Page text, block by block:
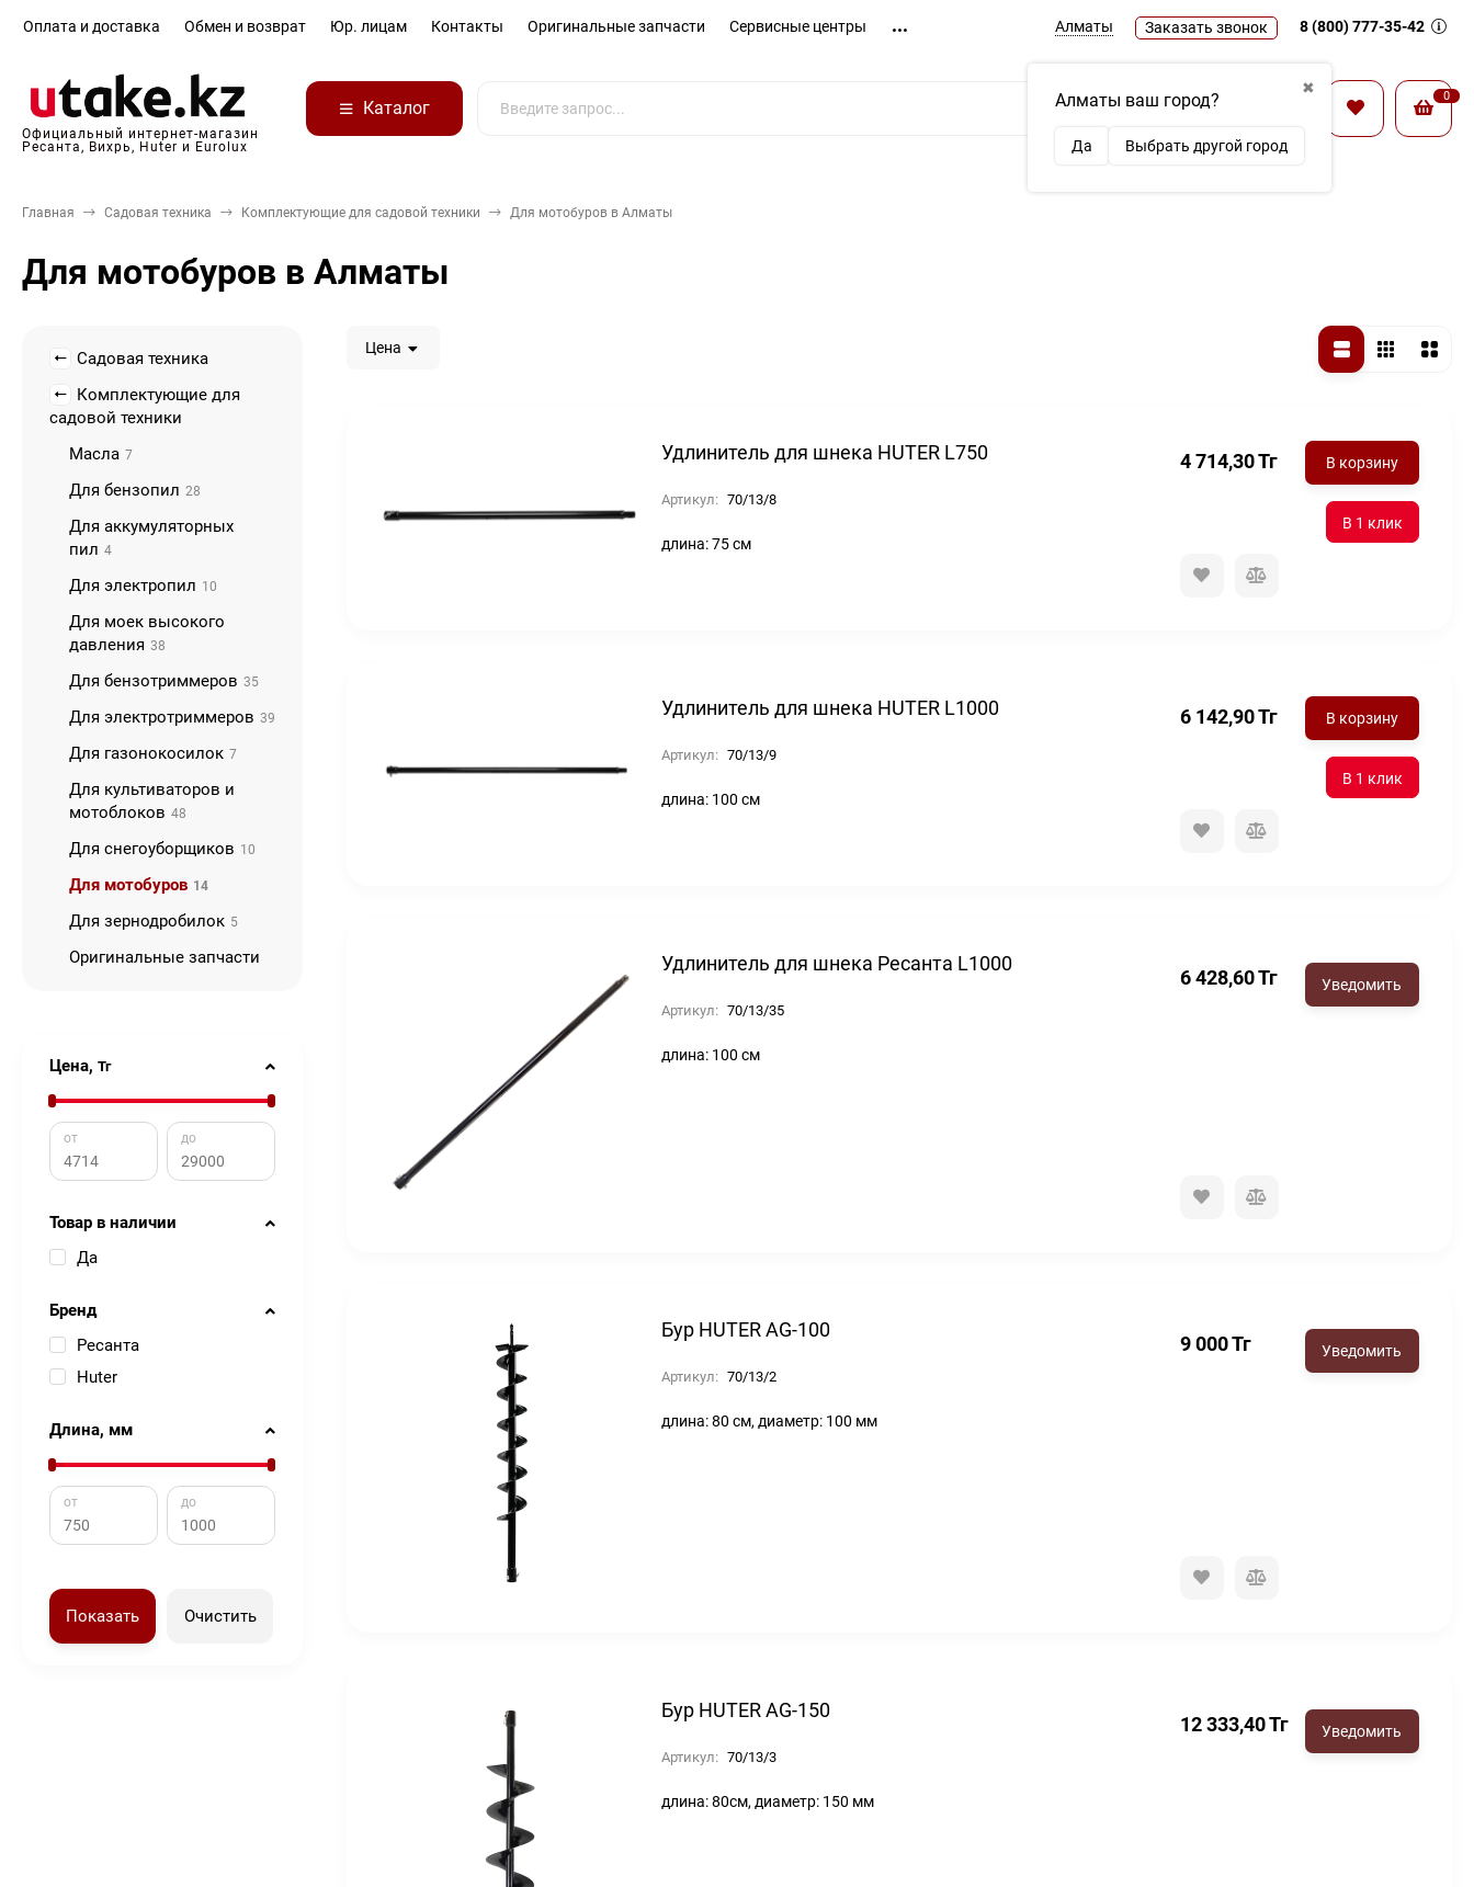
Оплата и доставка Обмен и возврат Юр. лицам Контакты Оригинальные запчасти Сервисные центры Алматы
✖
Алматы ваш город?
Да Выбрать другой город
Заказать звонок 8 (800) 777-35-42
Официальный интернет-магазин
Ресанта, Вихрь, Huter и Eurolux
Каталог Найти
0
Главная Садовая техника Комплектующие для садовой техники Для мотобуров в Алматы
Для мотобуров в Алматы
Цена
Удлинитель для шнека HUTER L750
Артикул: 70/13/8
длина: 75 см
4 714,30Тг В корзину
Удлинитель для шнека HUTER L1000
Артикул: 70/13/9
длина: 100 см
6 142,90Тг В корзину
Удлинитель для шнека Ресанта L1000
Артикул: 70/13/35
длина: 100 см
6 428,60Тг
Бур HUTER AG-100
Артикул: 70/13/2
длина: 80 см, диаметр: 100 мм
9 000Тг
Бур HUTER AG-150
Артикул: 70/13/3
длина: 80см, диаметр: 150 мм
12 333,40Тг
Садовая техника
Комплектующие для
садовой техники
Масла 7
Для бензопил 28
Для аккумуляторных
пил 4
Для электропил 10
Для моек высокого
давления 38
Для бензотриммеров 35
Для электротриммеров 39
Для газонокосилок 7
Для культиваторов и
мотоблоков 48
Для снегоуборщиков 10
Для мотобуров 14
Для зернодробилок 5
Оригинальные запчасти
Цена, Тг
от до
Товар в наличии
Да
Бренд
Ресанта
Huter
Длина, мм
от до
Показать Очистить